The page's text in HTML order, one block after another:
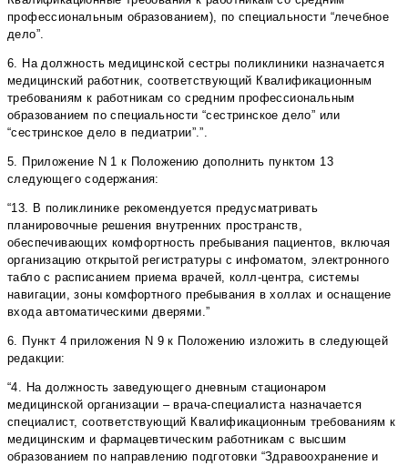
профессиональным образованием), по специальности “лечебное
дело”.
6. На должность медицинской сестры поликлиники назначается
медицинский работник, соответствующий Квалификационным
требованиям к работникам со средним профессиональным
образованием по специальности “сестринское дело” или
“сестринское дело в педиатрии”.”.
5. Приложение N 1 к Положению дополнить пунктом 13
следующего содержания:
“13. В поликлинике рекомендуется предусматривать
планировочные решения внутренних пространств,
обеспечивающих комфортность пребывания пациентов, включая
организацию открытой регистратуры с инфоматом, электронного
табло с расписанием приема врачей, колл-центра, системы
навигации, зоны комфортного пребывания в холлах и оснащение
входа автоматическими дверями.”
6. Пункт 4 приложения N 9 к Положению изложить в следующей
редакции:
“4. На должность заведующего дневным стационаром
медицинской организации – врача-специалиста назначается
специалист, соответствующий Квалификационным требованиям к
медицинским и фармацевтическим работникам с высшим
образованием по направлению подготовки “Здравоохранение и